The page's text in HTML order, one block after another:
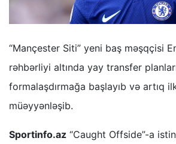
“Mançester Siti” yeni baş məşqçisi
rəhbərliyi altında yay transfer
formalaşdırmağa başlayıb və artıq
müəyyənləşib.
Sportinfo.az “Caught Offside”-a